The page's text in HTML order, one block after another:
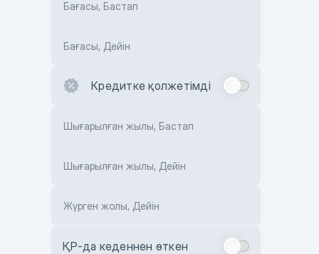
Бағасы, Бастап
Бағасы, Дейін
Кредитке қолжетімді
Шығарылған жылы, Бастап
Шығарылған жылы, Дейін
Жүрген жолы, Дейін
ҚР-да кеденнен өткен